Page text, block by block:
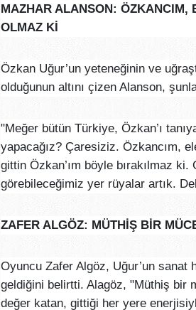
MAZHAR ALANSON: ÖZKANCIM,
OLMAZ Kİ
Özkan Uğur’un yeteneğinin ve
olduğunun altını çizen Alanson,
"Meğer bütün Türkiye, Özkan’ı
yapacağız? Çaresiziz. Özkancım,
gittin Özkan’ım böyle bırakılmaz ki.
görebileceğimiz yer rüyalar artık.
ZAFER ALGÖZ: MÜTHİŞ BİR
Oyuncu Zafer Algöz, Uğur’un sanat
geldiğini belirtti. Alagöz, "Müthiş bir
değer katan, gittiği her yere